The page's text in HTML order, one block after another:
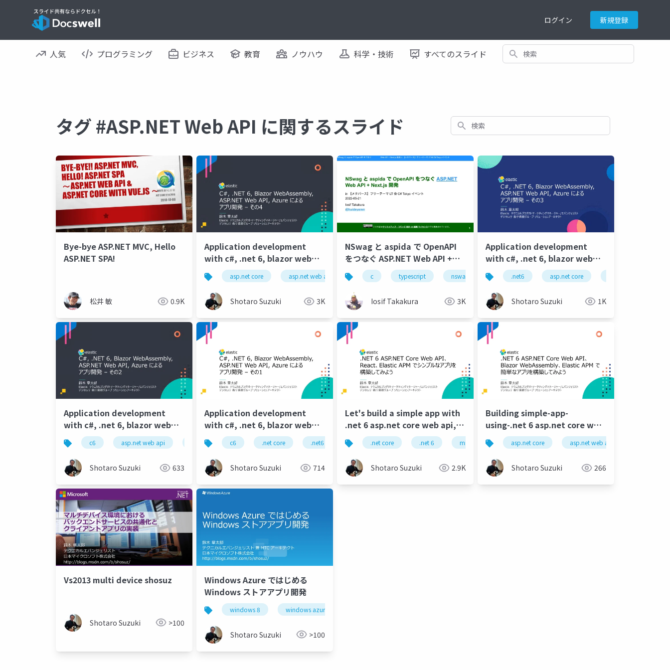
ログイン 新規登録
人気 プログラミング ビジネス 教育 ノウハウ 科学・技術 すべてのスライド 検索
タグ #ASP.NET Web API に関するスライド 検索
Bye-bye ASP.NET MVC, Hello
ASP.NET SPA!
松井 敏 0.9K
Application development
with c#, .net 6, blazor web
assembly, asp.net web api,
azure, part 4.pdf
asp.net core asp.net web api .net6 blazor webassmb
Shotaro Suzuki 3K
NSwag と aspida で OpenAPI
をつなぐ ASP.NET Web API +
Next.js 開発
c typescript nswag aspida asp.net web api
Iosif Takakura 3K
Application development
with c#, .net 6, blazor web
assembly, asp.net web api,
azure, part 3
.net6 asp.net core
Shotaro Suzuki 1K
Application development
with c#, .net 6, blazor web
assembly, asp.net web api,
azure, part 2
c6 asp.net web api .net core .net6 spa entity fra
Shotaro Suzuki 633
Application development
with c#, .net 6, blazor web
assembly, asp.net web api,
azure, part 1
c6 .net core .net6 blazor webassmbly asp.net core
Shotaro Suzuki 714
Let's build a simple app with
.net 6 asp.net core web api,
react, and elastic apm.
.net core .net 6 minimal api asp.net web api asp.n
Shotaro Suzuki 2.9K
Building simple-app-
using-.net 6 asp.net core web
api-blazor web assembly-
elastic apm
asp.net core asp.net web api
Shotaro Suzuki 266
Vs2013 multi device shosuz
Shotaro Suzuki >100
Windows Azure ではじめる
Windows ストアアプリ開発
windows 8 windows azure
Shotaro Suzuki >100